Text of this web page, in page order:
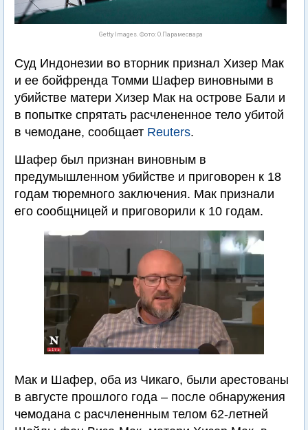
Getty Images. Фото: О.Парамесвара
Суд Индонезии во вторник признал Хизер Мак
и ее бойфренда Томми Шафер виновными в
убийстве матери Хизер Мак на острове Бали и
в попытке спрятать расчлененное тело убитой
в чемодане, сообщает Reuters.
Шафер был признан виновным в
предумышленном убийстве и приговорен к 18
годам тюремного заключения. Мак признали
его сообщницей и приговорили к 10 годам.
Мак и Шафер, оба из Чикаго, были арестованы
в августе прошлого года – после обнаружения
чемодана с расчлененным телом 62-летней